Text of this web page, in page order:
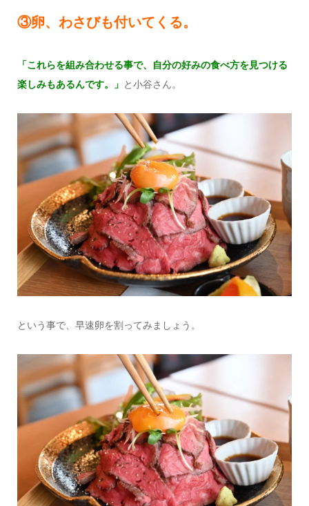
③卵、わさびも付いてくる。
「これらを組み合わせる事で、自分の好みの食べ方を見つける
楽しみもあるんです。」 と小谷さん。
という事で、早速卵を割ってみましょう。